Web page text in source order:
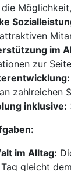
die
im
zur Seite
zahlreichen
inklusive:
im Alltag:
gleicht